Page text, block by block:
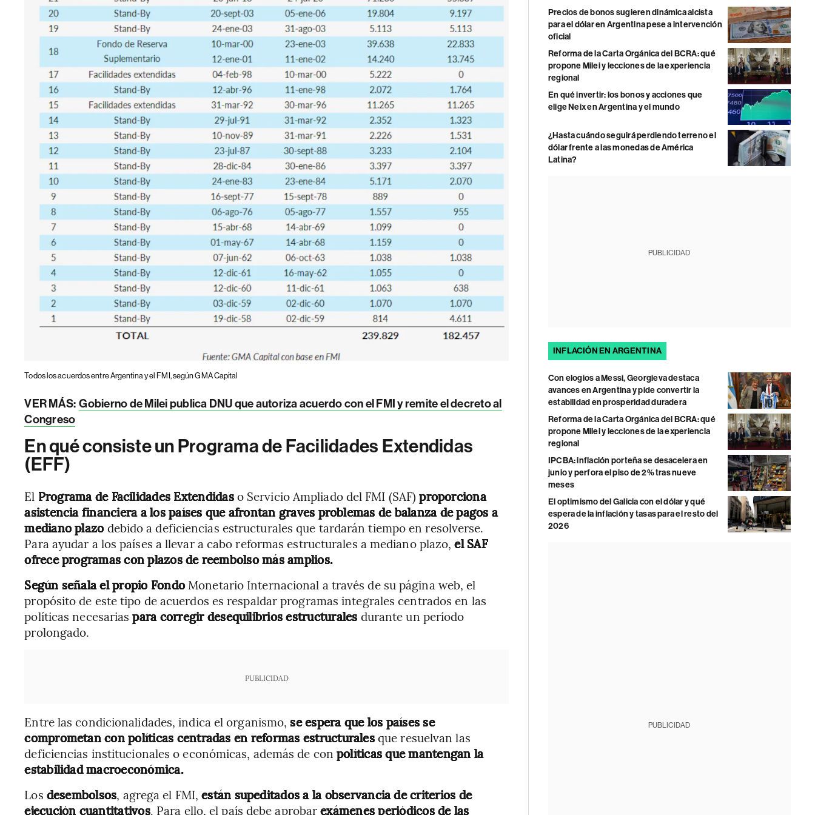
Todos los acuerdos entre Argentina y el FMI, según GMA Capital
VER MÁS: Gobierno de Milei publica DNU que autoriza acuerdo con el FMI y remite el decreto al
Congreso
En qué consiste un Programa de Facilidades Extendidas
(EFF)
El Programa de Facilidades Extendidaso Servicio Ampliado del FMI (SAF)proporciona
asistencia financiera a los países que afrontan graves problemas de balanza de pagos a
mediano plazodebido a deficiencias estructurales que tardarán tiempo en resolverse.
Para ayudar a los países a llevar a cabo reformas estructurales a mediano plazo,el SAF
ofrece programas con plazos de reembolso más amplios.
Según señala el propio FondoMonetario Internacional a través de su página web, el
propósito de este tipo de acuerdos es respaldar programas integrales centrados en las
políticas necesariaspara corregir desequilibrios estructurales durante un período
prolongado.
PUBLICIDAD
Entre las condicionalidades, indica el organismo, se espera que los países se
comprometan con políticas centradas en reformas estructuralesque resuelvan las
deficiencias institucionales o económicas, además de conpolíticas que mantengan la
estabilidad macroeconómica.
Los desembolsos, agrega el FMI,están supeditados a la observancia de criterios de
ejecución cuantitativos. Para ello, el país debe aprobarexámenes periódicos de las
Precios de bonos sugieren dinámica alcista
para el dólar en Argentina pese a intervención
oficial
Reforma de la Carta Orgánica del BCRA: qué
propone Milei y lecciones de la experiencia
regional
En qué invertir: los bonos y acciones que
elige Neix en Argentina y el mundo
¿Hasta cuándo seguirá perdiendo terreno el
dólar frente a las monedas de América
Latina?
PUBLICIDAD
INFLACIÓN EN ARGENTINA
Con elogios a Messi, Georgieva destaca
avances en Argentina y pide convertir la
estabilidad en prosperidad duradera
Reforma de la Carta Orgánica del BCRA: qué
propone Milei y lecciones de la experiencia
regional
IPCBA: inflación porteña se desacelera en
junio y perfora el piso de 2% tras nueve
meses
El optimismo del Galicia con el dólar y qué
espera de la inflación y tasas para el resto del
2026
PUBLICIDAD